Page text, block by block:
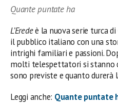
Quante puntate ha
L’Eredeè la nuova serie turca
il pubblico italiano con una
intrighi familiari e passioni.
molti telespettatori si stanno
sono previste e quanto durerà
Leggi anche: Quante puntate